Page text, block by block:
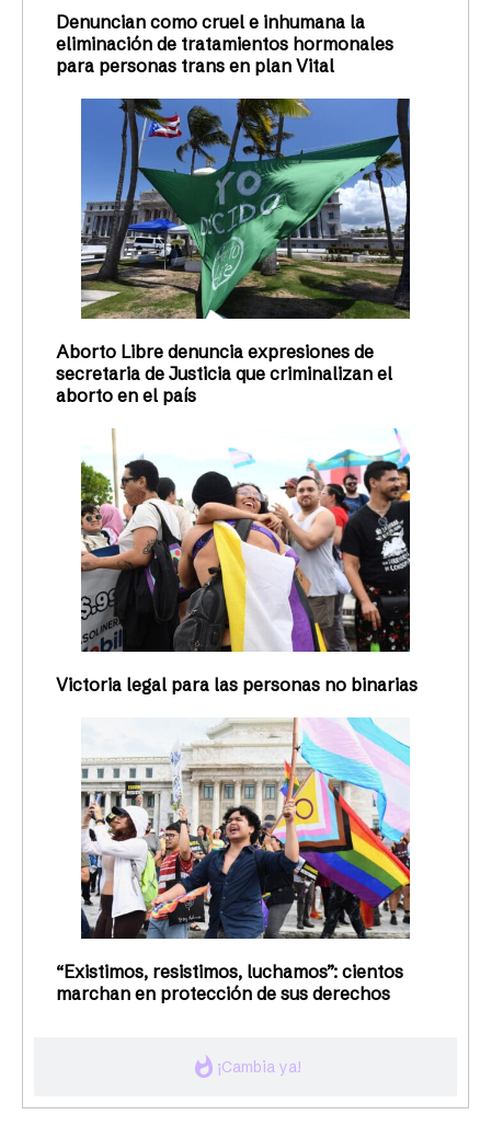
whatshot ¡Cambia ya!
Denuncian como cruel e inhumana la
eliminación de tratamientos hormonales
para personas trans en plan Vital
Aborto Libre denuncia expresiones de
secretaria de Justicia que criminalizan el
aborto en el país
Victoria legal para las personas no binarias
“Existimos, resistimos, luchamos”: cientos
marchan en protección de sus derechos